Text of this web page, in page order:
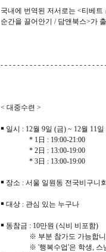
국내에 번역된 저서로는 <티베
순간을 끌어안기 / 담앤북스>가
- - - - - - - - - - - - - - - - - - - - - - - -
< 대중수련 >
￭ 일시 : 12월 9일 (금) ~ 12월 11
* 1日 : 19:00-21:00
* 2日 : 13:00-19:00
* 3日 : 13:00-19:00
￭ 장소 : 서울 일원동 전국비구니
￭ 대상 : 관심 있는 누구나
￭ 동참금 : 10만원 (식비 비포함)
※ 부분 참가도 가능합니
※ '행복수업'은 학생, 스님, 비